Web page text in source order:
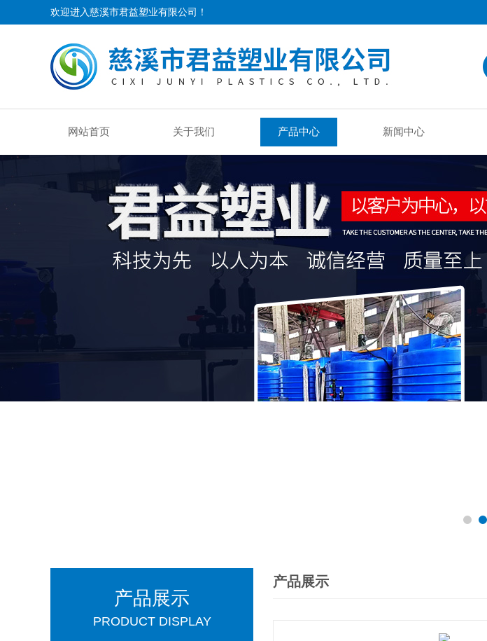
欢迎进入慈溪市君益塑业有限公司！
网站首页 关于我们 产品中心 新闻中心
产品展示
PRODUCT DISPLAY
产品展示